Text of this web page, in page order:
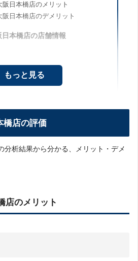
阪日本橋店のメリット
阪日本橋店のデメリット
本橋店の店舗情報
の特徴
本橋店のまとめ
もっと見る
橋店の評価
分析結果から分かる、メリット・デメ
店のメリット